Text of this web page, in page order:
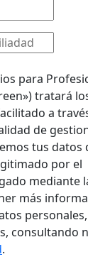
para
tratará
a
de
tus datos
por el
mediante
más
consultando
.